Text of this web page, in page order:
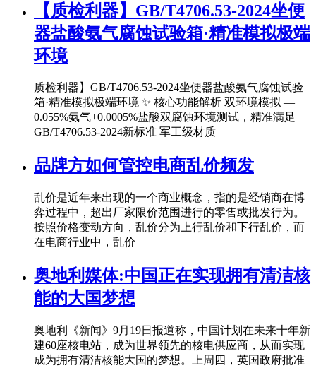
【质检利器】GB/T4706.53-2024坐便
器盐酸氨气腐蚀试验箱·精准模拟极端
环境
质检利器】GB/T4706.53-2024坐便器盐酸氨气腐蚀试验
箱·精准模拟极端环境 ✨ 核心功能解析 双环境模拟 —
0.055%氨气+0.0005%盐酸双腐蚀环境测试，精准满足
GB/T4706.53-2024新标准 军工级材质
品牌方如何管控电商乱价频发
乱价是近年来出现的一个商业概念，指的是经销商在博
弈过程中，超出厂家限价范围进行的零售或批发行为。
按照价格变动方向，乱价分为上行乱价和下行乱价，而
在电商行业中，乱价
奥地利媒体:中国正在实现拥有清洁核
能的大国梦想
奥地利《新闻》9月19日报道称，中国计划在未来十年新
建60座核电站，成为世界领先的核电供应商，从而实现
成为拥有清洁核能大国的梦想。上周四，英国政府批准